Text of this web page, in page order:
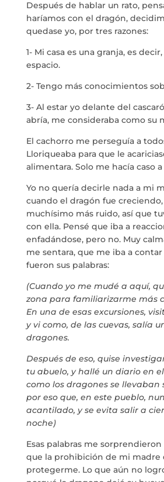
Después de hablar un rato,
haríamos con el dragón,
quedase yo, por tres razones:
1- Mi casa es una granja, es
espacio.
2- Tengo más conocimientos
3- Al estar yo delante del
abría, me consideraba como su
El cachorro me perseguía a
Lloriqueaba para que le
alimentara. Solo me hacía caso
Yo no quería decirle nada a mi
cuando el dragón fue
muchísimo más ruido, así que
con ella. Pensé que iba a
enfadándose, pero no. Muy
me sentara, que me iba a
fueron sus palabras:
(Cuando yo me mudé a aquí,
zona para familiarizarme más
En una de esas excursiones,
y vi como, de las cuevas, salía
dragones.
Después de eso, quise
tu abuelo, y hallé un diario en
como los dragones se llevaban
por eso que, en este pueblo,
acantilado, y se evita salir a
noche)
Esas palabras me
que la prohibición de mi madre
protegerme. Lo que aún no